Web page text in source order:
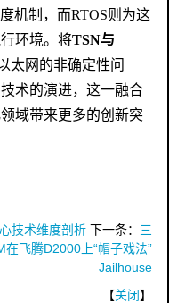
机制，而RTOS则为这
环境。将TSN与
太网的非确定性问
术的演进，这一融合
域带来更多的创新突
技术维度剖析 下一条： 三
在飞腾D2000上“帽子戏法”
Jailhouse‌
【关闭】